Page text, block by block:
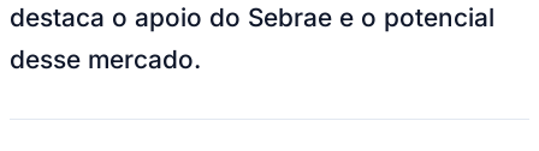
destaca o apoio do Sebrae e o potencial
desse mercado.